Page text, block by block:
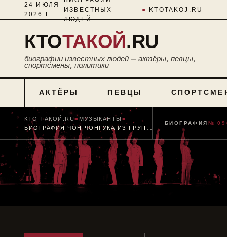
24 ИЮЛЯ
2026 Г.
ИЗВЕСТНЫХ
ЛЮДЕЙ
● KTOTAKOJ.RU
КТОТАКОЙ.RU
биографии известных людей — актёры, певцы,
спортсмены, политики
АКТЁРЫ ПЕВЦЫ
КТО ТАКОЙ.RU■ МУЗЫКАНТЫ ■
БИОГРАФИЯ №